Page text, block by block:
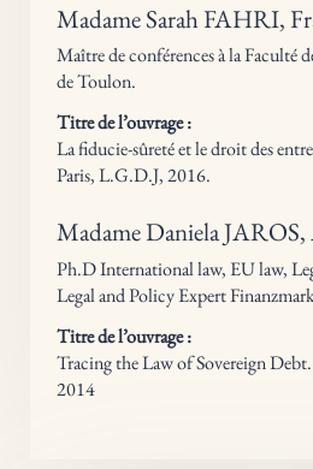
Madame Sarah FAHRI,
Maître de conférences à la Faculté
de Toulon.
Titre de l’ouvrage :
La fiducie-sûreté et le droit des
Paris, L.G.D.J, 2016.
Madame Daniela
Ph.D International law, EU law,
Legal and Policy Expert
Titre de l’ouvrage :
Tracing the Law of Sovereign Debt
2014